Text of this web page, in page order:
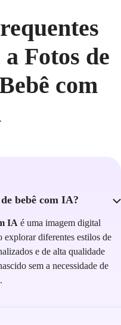
Fotos de
com
bebê com IA?
IA é uma imagem digital
diferentes estilos de
e de alta qualidade
sem a necessidade de